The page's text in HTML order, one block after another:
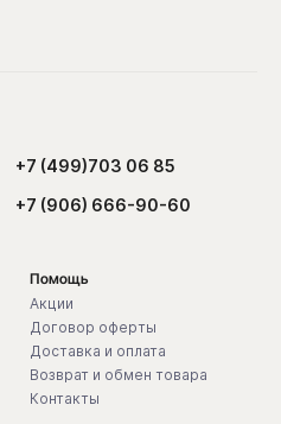
+7 (499)703 06 85
+7 (906) 666-90-60
Помощь
Акции
Договор оферты
Доставка и оплата
Возврат и обмен товара
Контакты